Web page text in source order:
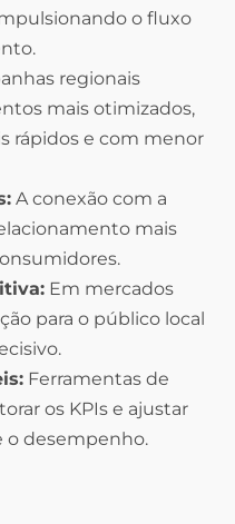
o fluxo
regionais
mais otimizados,
rápidos e com menor
A conexão com a
mais
Em mercados
para o público local
Ferramentas de
os KPIs e ajustar
o desempenho.